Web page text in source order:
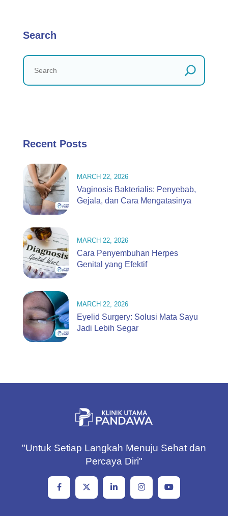
Search
Recent Posts
MARCH 22, 2026
Vaginosis Bakterialis: Penyebab,
Gejala, dan Cara Mengatasinya
MARCH 22, 2026
Cara Penyembuhan Herpes
Genital yang Efektif
MARCH 22, 2026
Eyelid Surgery: Solusi Mata Sayu
Jadi Lebih Segar
"Untuk Setiap Langkah Menuju Sehat dan
Percaya Diri"